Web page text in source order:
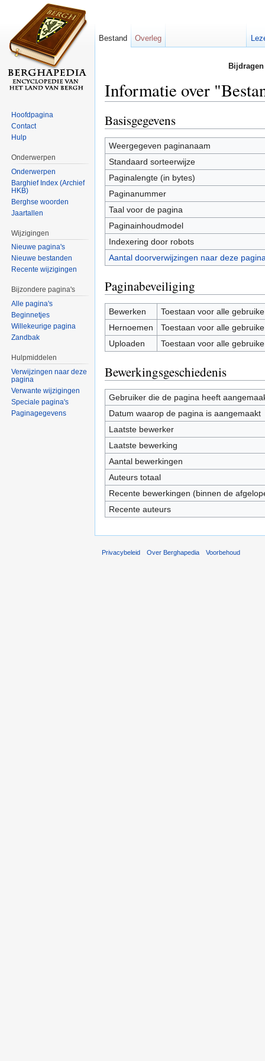
Informatie over
Basisgegevens
Weergegeven paginanaam
Standaard sorteerwijze
Paginalengte (in bytes)
Paginanummer
Taal voor de pagina
Paginainhoudmodel
Indexering door robots
Aantal doorverwijzingen naar deze
Paginabeveiliging
Bewerken
Toestaan voor alle
Hernoemen
Toestaan voor alle
Uploaden
Toestaan voor alle
Bewerkingsgeschiedenis
Gebruiker die de pagina heeft
Datum waarop de pagina is aangemaakt
Laatste bewerker
Laatste bewerking
Aantal bewerkingen
Auteurs totaal
Recente bewerkingen (binnen de
Recente auteurs
Bestand Overleg
Hoofdpagina
Contact
Hulp
Onderwerpen
Onderwerpen
Barghief Index (Archief
HKB)
Berghse woorden
Jaartallen
Wijzigingen
Nieuwe pagina's
Nieuwe bestanden
Recente wijzigingen
Bijzondere pagina's
Alle pagina's
Beginnetjes
Willekeurige pagina
Zandbak
Hulpmiddelen
Verwijzingen naar deze
pagina
Verwante wijzigingen
Speciale pagina's
Paginagegevens
Privacybeleid Over Berghapedia Voorbehoud